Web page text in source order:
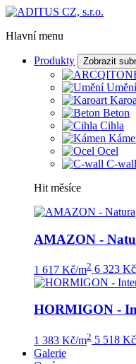
Hlavní menu
Produkty Zobrazit
Umění
Beton
Cihla
Ocel
C-wall
Hit měsíce
AMAZON -
1 617 Kč/m2 6 323
HORMIGON -
1 383 Kč/m2 5 518
Galerie